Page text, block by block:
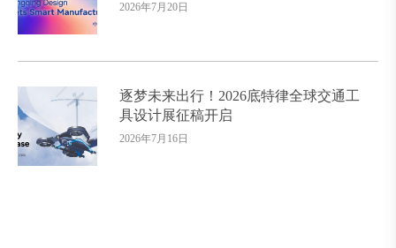
2026年7月20日
逐梦未来出行！2026底特律全球交通工
具设计展征稿开启
2026年7月16日